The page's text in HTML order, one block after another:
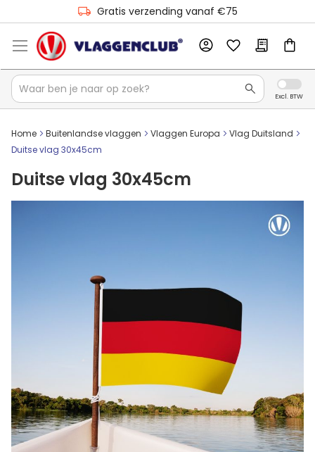
Gratis verzending vanaf €75
Home Buitenlandse vlaggen Vlaggen Europa
Vlag Duitsland
Duitse vlag 30x45cm
Duitse vlag 30x45cm